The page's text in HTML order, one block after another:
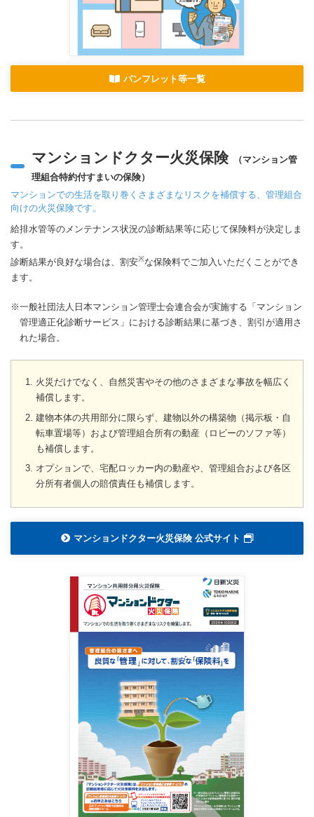
パンフレット等一覧
マンションドクター火災保険
（マンション管
理組合特約付すまいの保険）
マンションでの生活を取り巻くさまざまなリスクを補償する、管理組合
向けの火災保険です。
給排水管等のメンテナンス状況の診断結果等に応じて保険料が決定しま
す。
診断結果が良好な場合は、割安※な保険料でご加入いただくことができ
ます。
※一般社団法人日本マンション管理士会連合会が実施する「マンション
管理適正化診断サービス」における診断結果に基づき、割引が適用さ
れた場合。
火災だけでなく、自然災害やその他のさまざまな事故を幅広く
補償します。
建物本体の共用部分に限らず、建物以外の構築物（掲示板・自
転車置場等）および管理組合所有の動産（ロビーのソファ等）
も補償します。
オプションで、宅配ロッカー内の動産や、管理組合および各区
分所有者個人の賠償責任も補償します。
マンションドクター火災保険 公式サイト